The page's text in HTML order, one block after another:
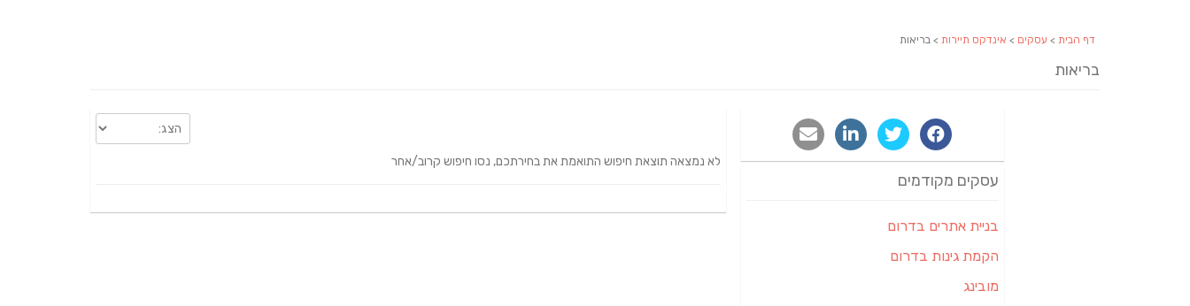
דף הבית > עסקים > אינדקס תיירות > בריאות
בריאות
לא נמצאה תוצאת חיפוש התואמת את בחירתכם, נסו חיפוש קרוב/אחר
עסקים מקודמים
בניית אתרים בדרום
הקמת גינות בדרום
מובינג